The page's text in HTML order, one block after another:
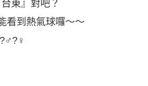
看到熱氣球囉～～